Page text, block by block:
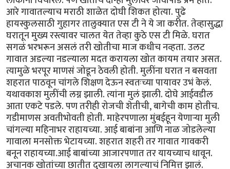
आरे गावातल्याच मराठी शाळेत दोघी शिकत होत्या. पुढे
हायस्कुलसाठी गुहागर तालुक्यात एस टी ने ये जा करीत. तेव्हासुद्धा
घरातून मुख्य रस्त्यावर चालत येत तेव्हा कुठे एस टी मिळे. घरात
सगळं भरभरून असलं तरी खोतीचा माज कधीच नव्हता. उलट
गावात अडल्या नडल्याला मदत करायला खोत कायम तयार असत.
त्यामुळे भरपूर माणसं जोडून ठेवली होती. मुलींना घरात न बसवता
शहरात पाठवून चांगले शिक्षण देऊन स्वतःच्या पायावर उभं केलं.
यथावकाश मुलींची लग्न झाली. त्यांना मुलं झाली. दोघे आईवडील
आता एकटे पडले. पण तरीही रोजची शेतीची, बागेची काम होतीच.
गडीमाणस अवतीभोवती होती. माहेरपणाला मुंबईहून येणाऱ्या मुली
चांगल्या महिनाभर राहायच्या. आई बाबांना आणि नाळ जोडलेल्या
गावाला मनसोक्त भेटायच्या. शहरात शहरी तर गावात गावकरी
बनून राहायच्या.आई बाबांच्या आजारपणात तर यायच्याच धावून.
अचानक खोतांच्या छातीत दुखायला लागल्याचं निमित्त झालं.